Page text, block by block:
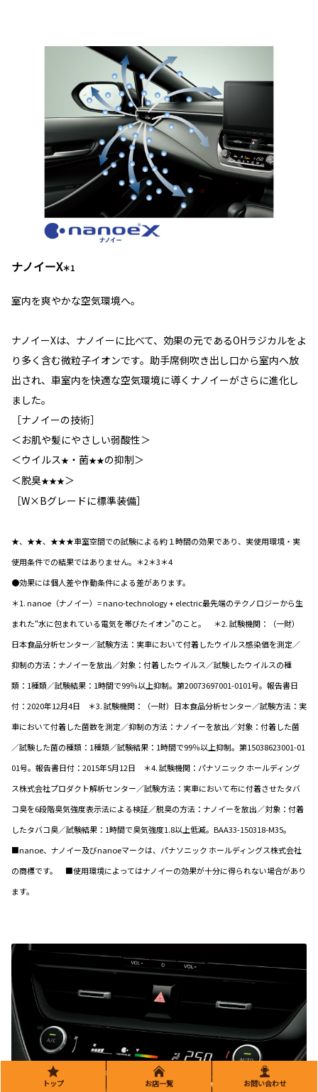
ナノイーX＊1
室内を爽やかな空気環境へ。
ナノイーXは、ナノイーに比べて、効果の元であるOHラジカルをよ
り多く含む微粒子イオンです。助手席側吹き出し口から室内へ放
出され、車室内を快適な空気環境に導くナノイーがさらに進化し
ました。
［ナノイーの技術］
＜お肌や髪にやさしい弱酸性＞
＜ウイルス★ ・菌★★の抑制＞
＜脱臭★★★＞
［W×Bグレードに標準装備］
★、★★、★★★車室空間での試験による約１時間の効果であり、実使用環境・実
使用条件での結果ではありません。＊2＊3＊4
●効果には個人差や作動条件による差があります。
＊1. nanoe（ナノイー）= nano-technology + electric最先端のテクノロジーから生
まれた“水に包まれている電気を帯びたイオン”のこと。 ＊2. 試験機関：（一財）
日本食品分析センター／試験方法：実車において付着したウイルス感染価を測定／
抑制の方法：ナノイーを放出／対象：付着したウイルス／試験したウイルスの種
類：1種類／試験結果：1時間で99％以上抑制。第20073697001-0101号。報告書日
付：2020年12月4日 ＊3. 試験機関：（一財）日本食品分析センター／試験方法：実
車において付着した菌数を測定／抑制の方法：ナノイーを放出／対象：付着した菌
／試験した菌の種類：1種類／試験結果：1時間で99％以上抑制。第15038623001-01
01号。報告書日付：2015年5月12日 ＊4. 試験機関：パナソニック ホールディング
ス株式会社プロダクト解析センター／試験方法：実車において布に付着させたタバ
コ臭を6段階臭気強度表示法による検証／脱臭の方法：ナノイーを放出／対象：付着
したタバコ臭／試験結果：1時間で臭気強度1.8以上低減。BAA33-150318-M35。
■nanoe、ナノイー及びnanoeマークは、パナソニック ホールディングス株式会社
の商標です。 ■使用環境によってはナノイーの効果が十分に得られない場合があり
ます。
トップ お店一覧 お問い合わせ